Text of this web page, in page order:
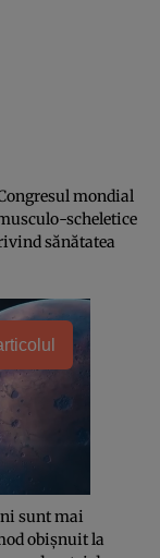
mondial
scheletice
sănătatea
sunt mai
obișnuit la